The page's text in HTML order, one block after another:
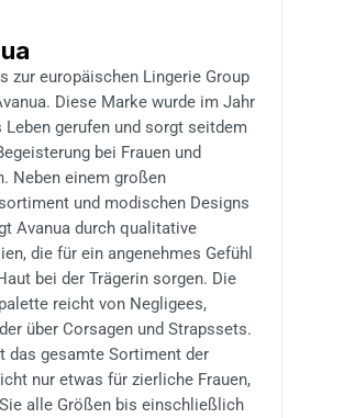
zur europäischen Lingerie Group
Diese Marke wurde im Jahr
Leben gerufen und sorgt seitdem
bei Frauen und
Neben einem großen
und modischen Designs
Avanua durch qualitative
die für ein angenehmes Gefühl
bei der Trägerin sorgen. Die
reicht von Negligees,
über Corsagen und Strapssets.
das gesamte Sortiment der
nur etwas für zierliche Frauen,
alle Größen bis einschließlich